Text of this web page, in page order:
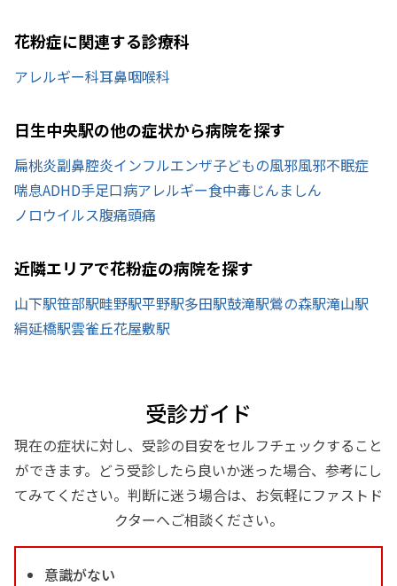
花粉症に関連する診療科
アレルギー科耳鼻咽喉科
日生中央駅の他の症状から病院を探す
扁桃炎副鼻腔炎インフルエンザ子どもの風邪風邪不眠症
喘息ADHD手足口病アレルギー食中毒じんましん
ノロウイルス腹痛頭痛
近隣エリアで花粉症の病院を探す
山下駅笹部駅畦野駅平野駅多田駅鼓滝駅鶯の森駅滝山駅
絹延橋駅雲雀丘花屋敷駅
受診ガイド
現在の症状に対し、受診の目安をセルフチェックすること
ができます。どう受診したら良いか迷った場合、参考にし
てみてください。判断に迷う場合は、お気軽にファストド
クターへご相談ください。
意識がない